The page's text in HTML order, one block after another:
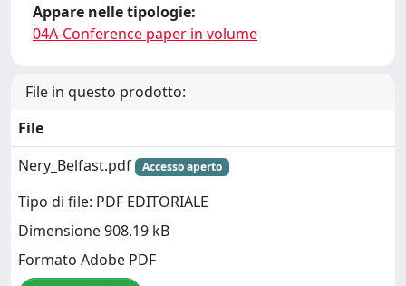
Appare nelle tipologie:
04A-Conference paper in volume
File in questo prodotto:
File
Nery_Belfast.pdf
Accesso aperto
Tipo di file: PDF EDITORIALE
Dimensione 908.19 kB
Formato Adobe PDF